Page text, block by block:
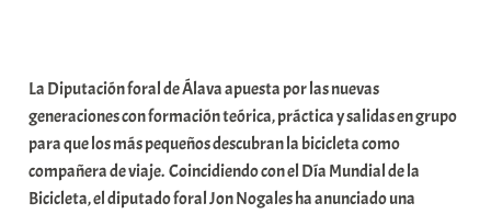
a
r
E
r
r
La Diputación foral de Álava apuesta por las nuevas
generaciones con formación teórica, práctica y salidas en grupo
para que los más pequeños descubran la bicicleta como
compañera de viaje. Coincidiendo con el Día Mundial de la
Bicicleta, el diputado foral Jon Nogales ha anunciado una